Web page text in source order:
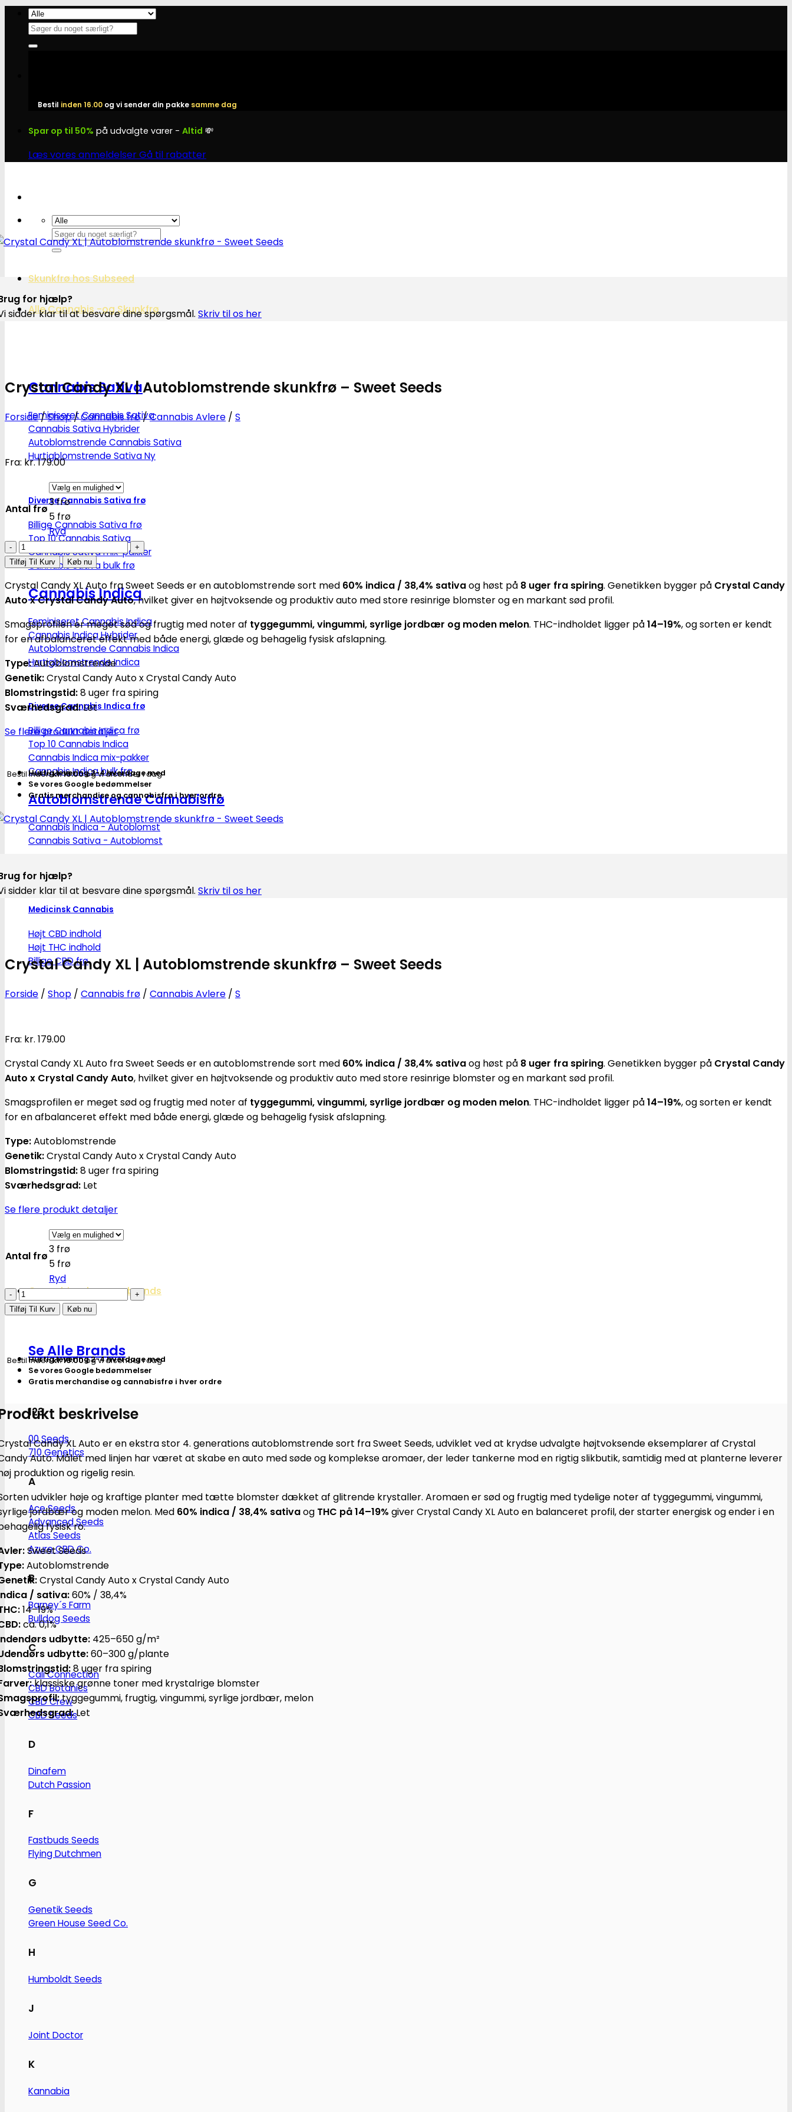
Fortsæt
indhold
Søg
efter:
Bestil inden 16.00 og vi sender din pakke samme dag
Spar op til 50% på udvalgte varer - Altid 💸
Læs vores anmeldelserGå til rabatter
Søg
efter:
Skunkfrø hos Subseed
Alle Cannabis -og Skunkfrø
Cannabis Sativa
Feminiseret Cannabis Sativa
Cannabis Sativa Hybrider
Autoblomstrende Cannabis Sativa
Hurtigblomstrende Sativa
Diverse Cannabis Sativa frø
Billige Cannabis Sativa frø
Top 10 Cannabis Sativa
Cannabis Sativa mix-pakker
Cannabis Sativa bulk frø
Cannabis Indica
Feminiseret Cannabis Indica
Cannabis Indica Hybrider
Autoblomstrende Cannabis Indica
Hurtigblomstrende Indica
Diverse Cannabis Indica frø
Billige Cannabis Indica frø
Top 10 Cannabis Indica
Cannabis Indica mix-pakker
Cannabis Indica bulk frø
Autoblomstrende Cannabisfrø
Cannabis Indica - Autoblomst
Cannabis Sativa - Autoblomst
Medicinsk Cannabis
Højt CBD indhold
Højt THC indhold
Billige CBD frø
Cannabisavlere -og brands
Se Alle Brands
123
00 Seeds
710 Genetics
A
Ace Seeds
Advanced Seeds
Atlas Seeds
Azure CBD Co.
B
Barney´s Farm
Bulldog Seeds
C
Cali Connection
CBD Botanics
CBD Crew
CBD Seeds
D
Dinafem
Dutch Passion
F
Fastbuds Seeds
Flying Dutchmen
G
Genetik Seeds
Green House Seed Co.
H
Humboldt Seeds
J
Joint Doctor
K
Kannabia
for hjælp?
sidder klar til at besvare dine spørgsmål. Skriv til os her
Crystal Candy XL | Autoblomstrende skunkfrø – Sweet Seeds
Forside/Shop/Cannabis frø/Cannabis Avlere / S
Fra: kr.179.00
Antal frø
3 frø
5 frø
Ryd
Crystal
Candy
|
Autoblomstrende
skunkfrø
-
Sweet
Seeds
antal
Tilføj Til Kurv Køb nu
Crystal Candy XL Auto fra Sweet Seeds er en autoblomstrende sort med 60% indica / 38,4% sativaog høst på 8 uger fra spiring. Genetikken bygger på Crystal Candy
Auto x Crystal Candy Auto, hvilket giver en højtvoksende og produktiv auto med store resinrige blomster og en markant sød profil.
Smagsprofilen er meget sød og frugtig med noter af tyggegummi, vingummi, syrlige jordbær og moden melon. THC-indholdet ligger på14–19%, og sorten er kendt
for en afbalanceret effekt med både energi, glæde og behagelig fysisk afslapning.
Type:Autoblomstrende
Genetik:Crystal Candy Auto x Crystal Candy Auto
Blomstringstid:8 uger fra spiring
Sværhedsgrad:Let
Se flere produkt detaljer
Bestil indenkl. 16.00og vi afsender i dag
Hurtig levering 2-4 hverdage med
Se vores Google bedømmelser
Gratis merchandise og cannabisfrø i hver ordre
for hjælp?
sidder klar til at besvare dine spørgsmål. Skriv til os her
Crystal Candy XL | Autoblomstrende skunkfrø – Sweet Seeds
Forside / Shop / Cannabis frø / Cannabis Avlere / S
Fra: kr. 179.00
Crystal Candy XL Auto fra Sweet Seeds er en autoblomstrende sort med 60% indica / 38,4% sativaog høst på 8 uger fra spiring. Genetikken bygger på Crystal Candy
Auto x Crystal Candy Auto, hvilket giver en højtvoksende og produktiv auto med store resinrige blomster og en markant sød profil.
Smagsprofilen er meget sød og frugtig med noter af tyggegummi, vingummi, syrlige jordbær og moden melon. THC-indholdet ligger på14–19%, og sorten er kendt
for en afbalanceret effekt med både energi, glæde og behagelig fysisk afslapning.
Type:Autoblomstrende
Genetik:Crystal Candy Auto x Crystal Candy Auto
Blomstringstid:8 uger fra spiring
Sværhedsgrad: Let
Se flere produkt detaljer
Antal frø
3 frø
5 frø
Ryd
Crystal
Candy
Autoblomstrende
skunkfrø
-
Seeds
Tilføj Til Kurv Køb nu
Bestil indenkl. 16.00og vi afsender i dag
Hurtig levering 2-4 hverdage med
Se vores Google bedømmelser
Gratis merchandise og cannabisfrø i hver ordre
beskrivelse
Candy XL Auto er en ekstra stor 4. generations autoblomstrende sort fra Sweet Seeds, udviklet ved at krydse udvalgte højtvoksende eksemplarer af Crystal
Auto. Målet med linjen har været at skabe en auto med søde og komplekse aromaer, der leder tankerne mod en rigtig slikbutik, samtidig med at planterne leverer
produktion og rigelig resin.
udvikler høje og kraftige planter med tætte blomster dækket af glitrende krystaller. Aromaen er sød og frugtig med tydelige noter af tyggegummi, vingummi,
jordbær og moden melon. Med 60% indica / 38,4% sativaog THC på 14–19% giver Crystal Candy XL Auto en balanceret profil, der starter energisk og ender i en
fysisk ro.
Sweet Seeds
Autoblomstrende
Crystal Candy Auto x Crystal Candy Auto
/ sativa:60% / 38,4%
14–19%
ca. 0,1%
udbytte: 425–650 g/m²
udbytte:60–300 g/plante
8 uger fra spiring
klassiske grønne toner med krystalrige blomster
tyggegummi, frugtig, vingummi, syrlige jordbær, melon
Let